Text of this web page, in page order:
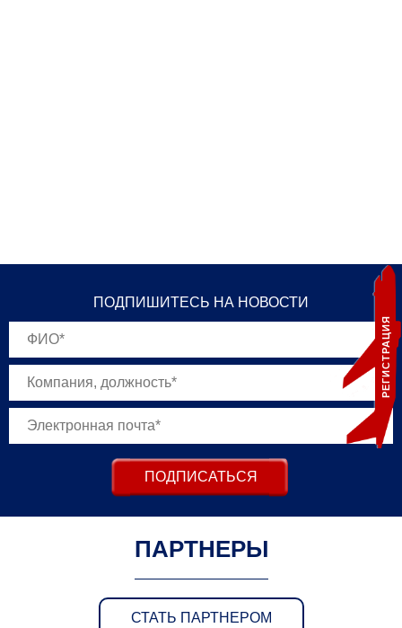
РЕГИСТРАЦИЯ
ПОДПИШИТЕСЬ НА НОВОСТИ
ПОДПИСАТЬСЯ
ПАРТНЕРЫ
СТАТЬ ПАРТНЕРОМ